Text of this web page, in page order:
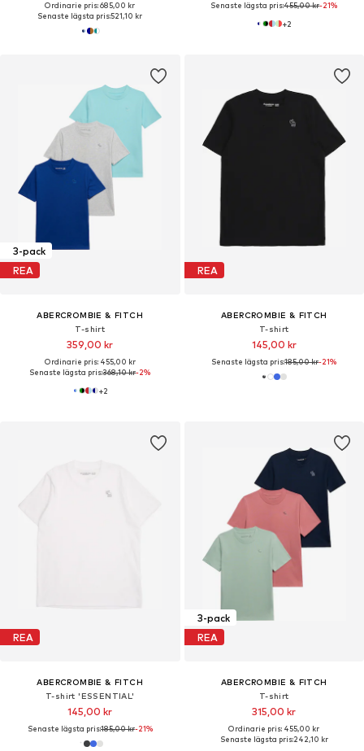
Ordinarie pris: 685,00 kr
Senaste lägsta pris:521,10 kr
Senaste lägsta pris:455,00 kr-21%
+2
3-pack
REA
ABERCROMBIE & FITCH
T-shirt
359,00 kr
Ordinarie pris: 455,00 kr
Senaste lägsta pris:368,10 kr-2%
+2
REA
ABERCROMBIE & FITCH
T-shirt
145,00 kr
Senaste lägsta pris:185,00 kr-21%
REA
ABERCROMBIE & FITCH
T-shirt 'ESSENTIAL'
145,00 kr
Senaste lägsta pris:185,00 kr-21%
3-pack
REA
ABERCROMBIE & FITCH
T-shirt
315,00 kr
Ordinarie pris: 455,00 kr
Senaste lägsta pris:242,10 kr